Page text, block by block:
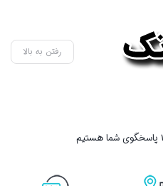
رفتن به بالا